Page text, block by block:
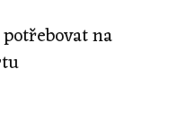
na